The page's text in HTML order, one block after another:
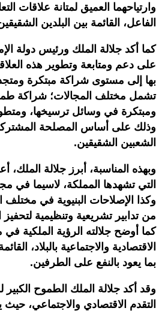
وارتياحهما العميق لمتانة علاقات
الفاعل، القائمة بين البلدين
كما أكد جلالة الملك ورئيس دولة
على دعم ومتابعة وتطوير هذه
بها إلى مستوى شراكة مبتكرة
تشمل مختلف المجالات؛ شراكة
ومبتكرة في وسائل ترسيخها،
وذلك على أساس المصلحة
الشعبين الشقيقين.
وبهذه المناسبة، أبرز جلالة الملك،
التي تشهدها المملكة، لاسيما في
وكذا الإصلاحات البنيوية في مختلف
من تدابير تشريعية وتنظيمية لتحفيز
كما أوضح جلالته الرؤية الملكية في
الاقتصادية والاجتماعية بالبلاد،
بما يعود بالنفع على الطرفين.
وقد أكد جلالة الملك الطموح
التقدم الاقتصادي والاجتماعي،